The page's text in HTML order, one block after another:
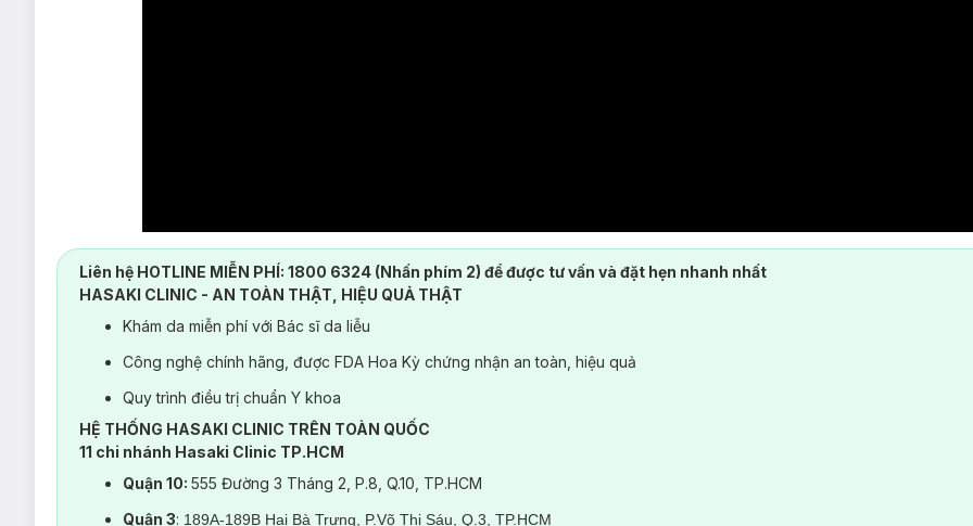
Liên hệ HOTLINE MIỄN PHÍ: 1800 6324 (Nhấn phím 2) để được tư vấn và đặt hẹn nhanh nhất
HASAKI CLINIC - AN TOÀN THẬT, HIỆU QUẢ THẬT
Khám da miễn phí với Bác sĩ da liễu
Công nghệ chính hãng, được FDA Hoa Kỳ chứng nhận an toàn, hiệu quả
Quy trình điều trị chuẩn Y khoa
HỆ THỐNG HASAKI CLINIC TRÊN TOÀN QUỐC
11 chi nhánh Hasaki Clinic TP.HCM
Quận 10: 555 Đường 3 Tháng 2, P.8, Q.10, TP.HCM
Quận 3: 189A-189B Hai Bà Trưng, P.Võ Thị Sáu, Q.3, TP.HCM